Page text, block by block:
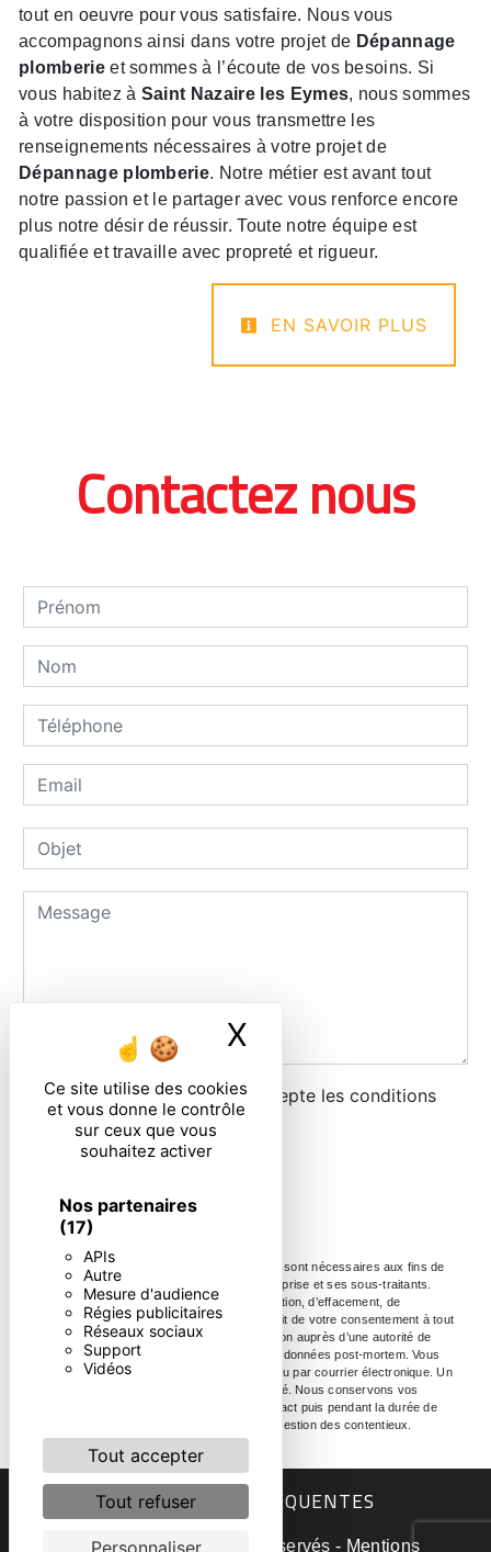
Ce site utilise des cookies
et vous donne le contrôle
sur ceux que vous
souhaitez activer
Nos partenaires
(17)
APIs
Autre
Mesure d'audience
Régies publicitaires
Réseaux sociaux
Support
Vidéos
Tout accepter
Tout refuser
Personnaliser
X
tout en oeuvre pour vous satisfaire. Nous vous
accompagnons ainsi dans votre projet de Dépannage
plomberieet sommes à l’écoute de vos besoins. Si
vous habitez à Saint Nazaire les Eymes, nous sommes
à votre disposition pour vous transmettre les
renseignements nécessaires à votre projet de
Dépannage plomberie. Notre métier est avant tout
notre passion et le partager avec vous renforce encore
plus notre désir de réussir. Toute notre équipe est
qualifiée et travaille avec propreté et rigueur.
EN SAVOIR PLUS
Contactez nous
En cochant cette case, j'accepte les conditions
particulières ci-dessous **
** Les données personnelles communiquées sont nécessaires aux fins de
vous contacter. Elles sont destinées à l'entreprise et ses sous-traitants.
Vous disposez de droits d’accès, de rectification, d’effacement, de
portabilité, de limitation, d’opposition, de retrait de votre consentement à tout
moment et du droit d’introduire une réclamation auprès d’une autorité de
contrôle, ainsi que d’organiser le sort de vos données post-mortem. Vous
pouvez exercer ces droits par voie postale ou par courrier électronique. Un
justificatif d'identité pourra vous être demandé. Nous conservons vos
données pendant la période de prise de contact puis pendant la durée de
prescription légale aux fins probatoire et de gestion des contentieux.
RECHERCHES FRÉQUENTES
Vistalid- 2026 - Tous droits réservés - Mentions